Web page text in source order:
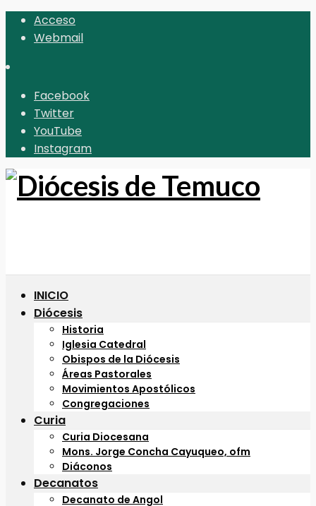
Acceso
Webmail
Facebook
Twitter
YouTube
Instagram
INICIO
Diócesis
Historia
Iglesia Catedral
Obispos de la Diócesis
Áreas Pastorales
Movimientos Apostólicos
Congregaciones
Curia
Curia Diocesana
Mons. Jorge Concha Cayuqueo, ofm
Diáconos
Decanatos
Decanato de Angol